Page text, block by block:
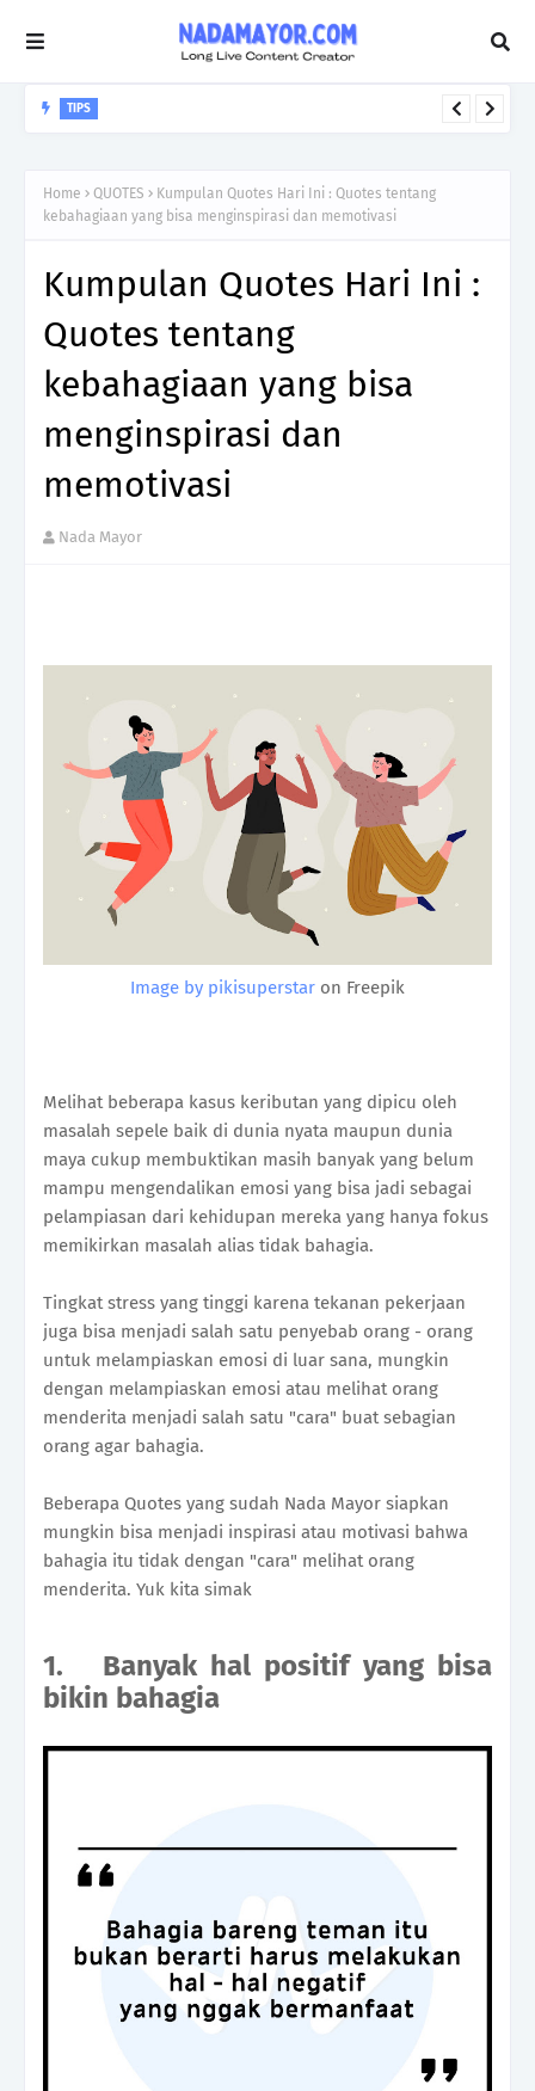
TIPS
Home QUOTES
Kumpulan Quotes Hari Ini : Quotes tentang
kebahagiaan yang bisa menginspirasi dan memotivasi
Kumpulan Quotes Hari Ini :
Quotes tentang
kebahagiaan yang bisa
menginspirasi dan
memotivasi
Nada Mayor
Image by pikisuperstar on Freepik
Melihat beberapa kasus keributan yang dipicu oleh
masalah sepele baik di dunia nyata maupun dunia
maya cukup membuktikan masih banyak yang belum
mampu mengendalikan emosi yang bisa jadi sebagai
pelampiasan dari kehidupan mereka yang hanya fokus
memikirkan masalah alias tidak bahagia.
Tingkat stress yang tinggi karena tekanan pekerjaan
juga bisa menjadi salah satu penyebab orang - orang
untuk melampiaskan emosi di luar sana, mungkin
dengan melampiaskan emosi atau melihat orang
menderita menjadi salah satu "cara" buat sebagian
orang agar bahagia.
Beberapa Quotes yang sudah Nada Mayor siapkan
mungkin bisa menjadi inspirasi atau motivasi bahwa
bahagia itu tidak dengan "cara" melihat orang
menderita. Yuk kita simak
1. Banyak hal positif yang bisa
bikin bahagia